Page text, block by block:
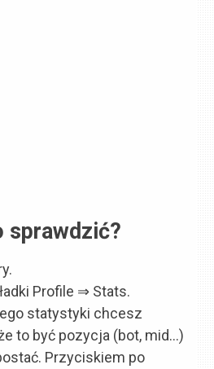
sprawdzić?
Profile ⇒ Stats.
statystyki chcesz
to być pozycja (bot, mid…)
Przyciskiem po